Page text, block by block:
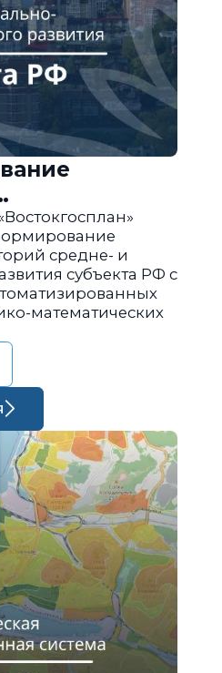
развития
средне- и
субъекта РФ с
математических